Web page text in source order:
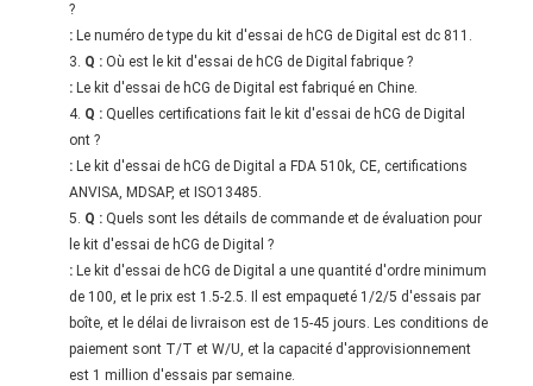
?
:Le numéro de type du kit d'essai de hCG de Digital est dc 811.
Q :Où est le kit d'essai de hCG de Digital fabrique ?
:Le kit d'essai de hCG de Digital est fabriqué en Chine.
Q :Quelles certifications fait le kit d'essai de hCG de Digital
ont ?
:Le kit d'essai de hCG de Digital a FDA 510k, CE, certifications
ANVISA, MDSAP, et ISO13485.
Q :Quels sont les détails de commande et de évaluation pour
le kit d'essai de hCG de Digital ?
:Le kit d'essai de hCG de Digital a une quantité d'ordre minimum
de 100, et le prix est 1.5-2.5. Il est empaqueté 1/2/5 d'essais par
boîte, et le délai de livraison est de 15-45 jours. Les conditions de
paiement sont T/T et W/U, et la capacité d'approvisionnement
est 1 million d'essais par semaine.